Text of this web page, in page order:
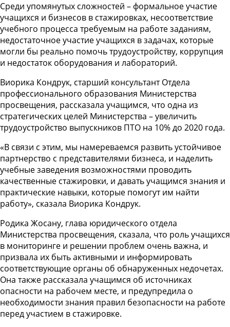
Среди упомянутых сложностей – формальное участие
учащихся и бизнесов в стажировках, несоответствие
учебного процесса требуемым на работе заданиям,
недостаточное участие учащихся в задачах, которые
могли бы реально помочь трудоустройству, коррупция
и недостаток оборудования и лабораторий.
Виорика Кондрук, старший консультант Отдела
профессионального образования Министерства
просвещения, рассказала учащимся, что одна из
стратегических целей Министерства – увеличить
трудоустройство выпускников ПТО на 10% до 2020 года.
«В связи с этим, мы намереваемся развить устойчивое
партнерство с представителями бизнеса, и наделить
учебные заведения возможностями проводить
качественные стажировки, и давать учащимся знания и
практические навыки, которые помогут им найти
работу», сказала Виорика Кондрук.
Родика Жосану, глава юридического отдела
Министерства просвещения, сказала, что роль учащихся
в мониторинге и решении проблем очень важна, и
призвала их быть активными и информировать
соответствующие органы об обнаруженных недочетах.
Она также рассказала учащимся об источниках
опасности на рабочем месте, и предупредила о
необходимости знания правил безопасности на работе
перед участием в стажировке.